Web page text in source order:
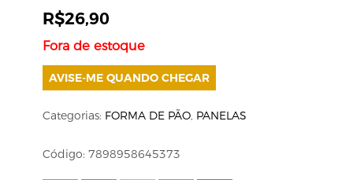
R$26,90
Fora de estoque
AVISE-ME QUANDO CHEGAR
Categorias: FORMA DE PÃO, PANELAS
Código: 7898958645373